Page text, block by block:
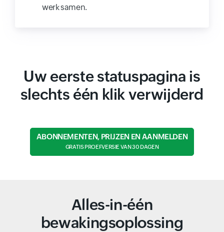
werk samen.
Uw eerste statuspagina is
slechts één klik verwijderd
ABONNEMENTEN, PRIJZEN EN AANMELDEN
GRATIS PROEFVERSIE VAN 30 DAGEN
Alles-in-één
bewakingsoplossing